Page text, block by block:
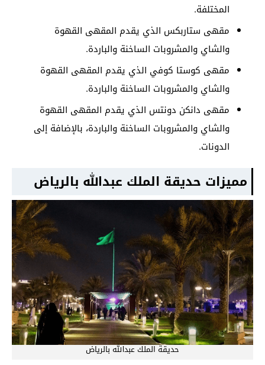
المختلفة.
مقهى ستاربكس الذي يقدم المقهى القهوة
والشاي والمشروبات الساخنة والباردة.
مقهى كوستا كوفي الذي يقدم المقهى القهوة
والشاي والمشروبات الساخنة والباردة.
مقهى دانكن دونتس الذي يقدم المقهى القهوة
والشاي والمشروبات الساخنة والباردة، بالإضافة إلى
الدونات.
مميزات حديقة الملك عبدالله بالرياض
حديقة الملك عبدالله بالرياض